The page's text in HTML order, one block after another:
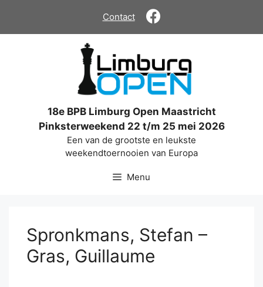
de
Contact
18e BPB Limburg Open Maastricht
Pinksterweekend 22 t/m 25 mei 2026
Een van de grootste en leukste
weekendtoernooien van Europa
Menu
Spronkmans, Stefan –
Gras, Guillaume